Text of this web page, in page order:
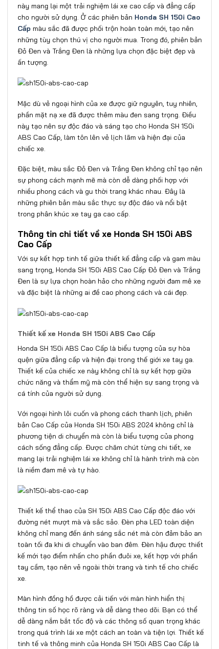
này mang lại một trải nghiệm lái xe cao cấp và đẳng cấp
cho người sử dụng. Ở các phiên bản Honda SH 150i Cao
Cấp màu sắc đã được phối trộn hoàn toàn mới, tạo nên
những tùy chọn thú vị cho người mua. Trong đó, phiên bản
Đỏ Đen và Trắng Đen là những lựa chọn đặc biệt đẹp và
ấn tượng.
Mặc dù vẻ ngoại hình của xe được giữ nguyên, tuy nhiên,
phần mặt nạ xe đã được thêm màu đen sang trọng. Điều
này tạo nên sự độc đáo và sáng tạo cho Honda SH 150i
ABS Cao Cấp, làm tôn lên vẻ lịch lãm và hiện đại của
chiếc xe.
Đặc biệt, màu sắc Đỏ Đen và Trắng Đen không chỉ tạo nên
sự phong cách mạnh mẽ mà còn dễ dàng phối hợp với
nhiều phong cách và gu thời trang khác nhau. Đây là
những phiên bản màu sắc thực sự độc đáo và nổi bật
trong phân khúc xe tay ga cao cấp.
Thông tin chi tiết về xe Honda SH 150i ABS
Cao Cấp
Với sự kết hợp tinh tế giữa thiết kế đẳng cấp và gam màu
sang trọng, Honda SH 150i ABS Cao Cấp Đỏ Đen và Trắng
Đen là sự lựa chọn hoàn hảo cho những người đam mê xe
và đặc biệt là những ai đề cao phong cách và cái đẹp.
Thiết kế xe Honda SH 150i ABS Cao Cấp
Honda SH 150i ABS Cao Cấp là biểu tượng của sự hòa
quện giữa đẳng cấp và hiện đại trong thế giới xe tay ga.
Thiết kế của chiếc xe này không chỉ là sự kết hợp giữa
chức năng và thẩm mỹ mà còn thể hiện sự sang trọng và
cá tính của người sử dụng.
Với ngoại hình lôi cuốn và phong cách thanh lịch, phiên
bản Cao Cấp của Honda SH 150i ABS 2024 không chỉ là
phương tiện di chuyển mà còn là biểu tượng của phong
cách sống đẳng cấp. Được chăm chút từng chi tiết, xe
mang lại trải nghiệm lái xe không chỉ là hành trình mà còn
là niềm đam mê và tự hào.
Thiết kế thể thao của SH 150i ABS Cao Cấp độc đáo với
đường nét mượt mà và sắc sảo. Đèn pha LED toàn diện
không chỉ mang đến ánh sáng sắc nét mà còn đảm bảo an
toàn tối đa khi di chuyển vào ban đêm. Đèn hậu được thiết
kế mới tạo điểm nhấn cho phần đuôi xe, kết hợp với phần
tay cầm, tạo nên vẻ ngoài thời trang và tinh tế cho chiếc
xe.
Màn hình đồng hồ được cải tiến với màn hình hiển thị
thông tin số học rõ ràng và dễ dàng theo dõi. Bạn có thể
dễ dàng nắm bắt tốc độ và các thông số quan trọng khác
trong quá trình lái xe một cách an toàn và tiện lợi. Thiết kế
tinh tế và thông minh của Honda SH 150i ABS Cao Cấp là